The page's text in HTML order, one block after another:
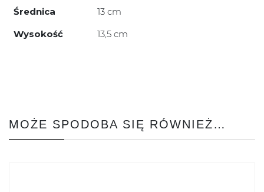
Średnica
13 cm
Wysokość
13,5 cm
MOŻE SPODOBA SIĘ RÓWNIEŻ…